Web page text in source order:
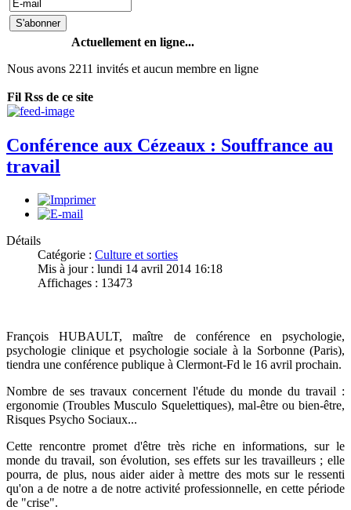
Actuellement en ligne...
Nous avons 2211 invités et aucun membre en ligne
Fil Rss de ce site
Conférence aux Cézeaux : Souffrance au
travail
Détails
Catégorie : Culture et sorties
Mis à jour : lundi 14 avril 2014 16:18
Affichages : 13473
François HUBAULT, maître de conférence en psychologie,
psychologie clinique et psychologie sociale à la Sorbonne (Paris),
tiendra une conférence publique à Clermont-Fd le 16 avril prochain.
Nombre de ses travaux concernent l'étude du monde du travail :
ergonomie (Troubles Musculo Squelettiques), mal-être ou bien-être,
Risques Psycho Sociaux...
Cette rencontre promet d'être très riche en informations, sur le
monde du travail, son évolution, ses effets sur les travailleurs ; elle
pourra, de plus, nous aider aider à mettre des mots sur le ressenti
qu'on a de notre a de notre activité professionnelle, en cette période
de "crise".